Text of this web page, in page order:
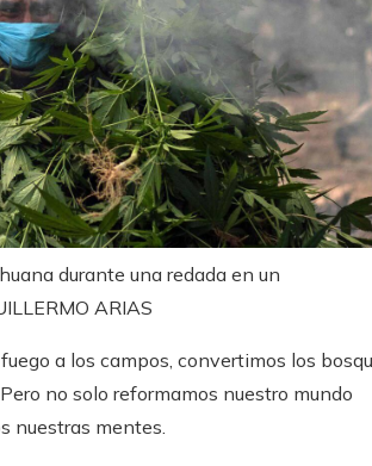
durante una redada en un
ARIAS
a los campos, convertimos los
no solo reformamos nuestro mundo
nuestras mentes.